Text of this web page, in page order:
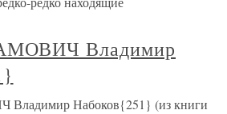
Владимир
Набоков{251} (из книги